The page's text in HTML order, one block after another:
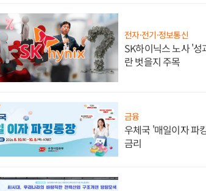
전자·전기·정보통신
SK하이닉스 노사 '
란 벗을지 주목
금융
우체국 '매일이자 파
금리